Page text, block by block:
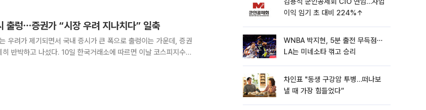
출렁⋯증권가 “시장 우려 지나치다” 일축
우려가 제기되면서 국내 증시가 큰 폭으로 출렁이는 가운데, 증권
거래소에 따르면 이날 코스피지수는
피 종가 사상 최고
이익 임기 초 대비 224%↑
WNBA 박지현, 5분 출전 무득점⋯
LA는 미네소타 꺾고 승리
차인표 "동생 구강암 투병…떠나보
낼 때 가장 힘들었다”